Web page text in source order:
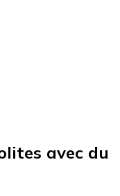
avec du